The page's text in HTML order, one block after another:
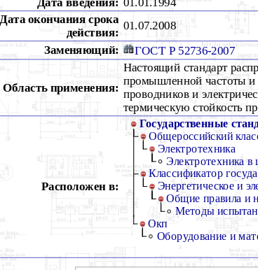
Дата окончания срока
действия:
01.07.2008
Заменяющий:
ГОСТ Р 52736-2007
Область применения:
Настоящий стандарт
промышленной частоты и
проводников и
термическую стойкость
Расположен в:
Государственные
Общероссийский
Электротехника
Электротехника в
Классификатор
Энергетическое и
Общие правила и
Методы
Окп
Оборудование и